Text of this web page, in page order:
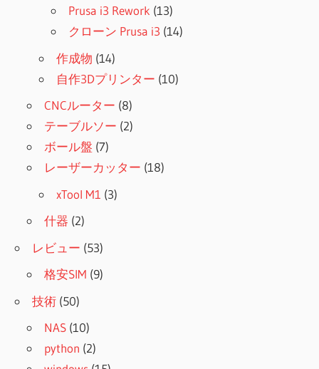
Prusa i3 Rework (13)
クローン Prusa i3 (14)
作成物 (14)
自作3Dプリンター (10)
CNCルーター (8)
テーブルソー (2)
ボール盤 (7)
レーザーカッター (18)
xTool M1 (3)
什器 (2)
レビュー (53)
格安SIM (9)
技術 (50)
NAS (10)
python (2)